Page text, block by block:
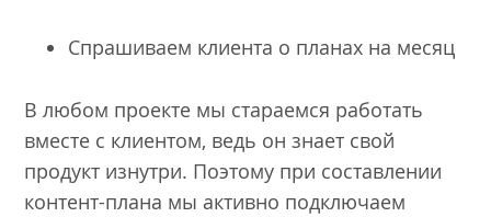
Спрашиваем клиента о планах на месяц
В любом проекте мы стараемся работать
вместе с клиентом, ведь он знает свой
продукт изнутри. Поэтому при составлении
контент-плана мы активно подключаем